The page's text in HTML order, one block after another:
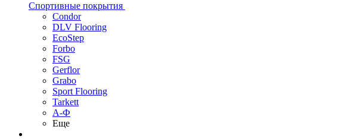
Спортивные покрытия
Condor
DLV Flooring
EcoStep
Forbo
FSG
Gerflor
Grabo
Sport Flooring
Tarkett
А-Ф
Еще